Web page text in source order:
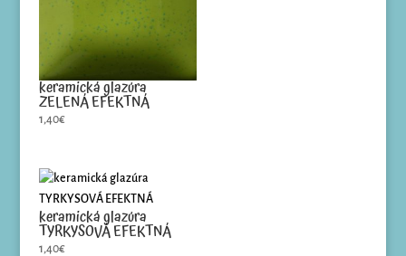
keramická glazúra
ZELENÁ EFEKTNÁ
1,40€
keramická glazúra
TYRKYSOVÁ EFEKTNÁ
1,40€